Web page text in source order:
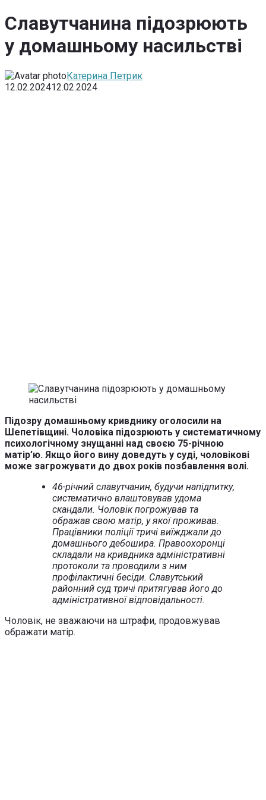
Славутчанина підозрюють
у домашньому насильстві
Катерина Петрик
12.02.202412.02.2024
Підозру домашньому кривднику оголосили на
Шепетівщині. Чоловіка підозрюють у систематичному
психологічному знущанні над своєю 75-річною
матір’ю. Якщо його вину доведуть у суді, чоловікові
може загрожувати до двох років позбавлення волі.
46-річний славутчанин, будучи напідпитку,
систематично влаштовував удома
скандали. Чоловік погрожував та
ображав свою матір, у якої проживав.
Працівники поліції тричі виїжджали до
домашнього дебошира. Правоохоронці
складали на кривдника адміністративні
протоколи та проводили з ним
профілактичні бесіди. Славутський
районний суд тричі притягував його до
адміністративної відповідальності.
Чоловік, не зважаючи на штрафи, продовжував
ображати матір.